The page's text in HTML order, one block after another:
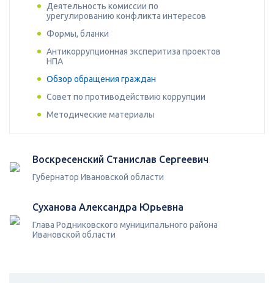
Деятельность комиссии по
урегулированию конфликта интересов
Формы, бланки
Антикоррупционная эксперитиза проектов
НПА
Обзор обращения граждан
Совет по противодействию коррупции
Методические материалы
Воскресенский Станислав Сергеевич
Губернатор Ивановской области
Суханова Александра Юрьевна
Глава Родниковского муниципального района
Ивановской области